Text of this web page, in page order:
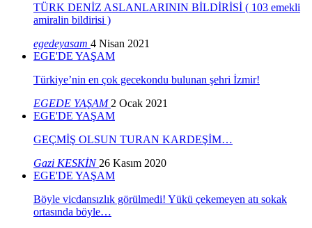
TÜRK DENİZ ASLANLARININ BİLDİRİSİ ( 103 emekli
amiralin bildirisi )
egedeyasam 4 Nisan 2021
EGE'DE YAŞAM
Türkiye’nin en çok gecekondu bulunan şehri İzmir!
EGEDE YAŞAM 2 Ocak 2021
EGE'DE YAŞAM
GEÇMİŞ OLSUN TURAN KARDEŞİM…
Gazi KESKİN 26 Kasım 2020
EGE'DE YAŞAM
Böyle vicdansızlık görülmedi! Yükü çekemeyen atı sokak
ortasında böyle…